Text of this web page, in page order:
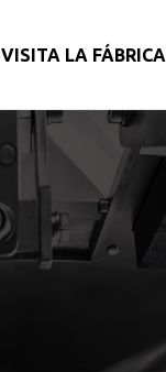
VISITA LA FÁBRICA